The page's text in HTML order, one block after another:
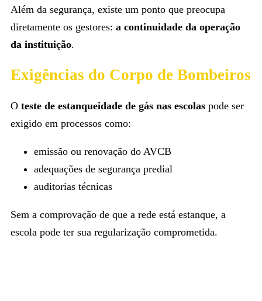
Além da segurança, existe um ponto que preocupa
diretamente os gestores: a continuidade da operação
da instituição.
Exigências do Corpo de Bombeiros
O teste de estanqueidade de gás nas escolas pode ser
exigido em processos como:
emissão ou renovação do AVCB
adequações de segurança predial
auditorias técnicas
Sem a comprovação de que a rede está estanque, a
escola pode ter sua regularização comprometida.